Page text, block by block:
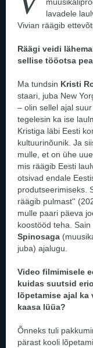
lavadele
Vivian räägib
Räägi veidi
sellise tööotsa
Ma tundsin Kristi
staari, juba New
– olin sellel ajal
tegelesin ka ise
Kristiga läbi Eesti
kultuurinõunik. Ja
mulle, et on ühe
mis räägib Eesti
otsivad endale
produtseerimiseks.
räägib pulmast''
mulle paari päeva
koostööd teha.
Spinosaga
juba) ajalugu.
Video filmimisele
kuidas suutsid
lõpetamise ajal
kaasa lüüa?
Õnneks tuli
pärast kooli